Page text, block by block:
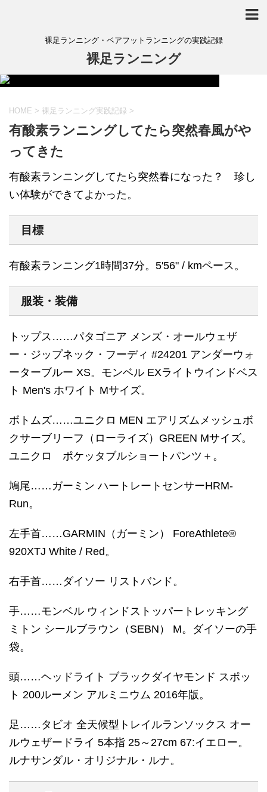
裸足ランニング・ベアフットランニングの実践記録
裸足ランニング
HOME > 裸足ランニング実践記録 >
有酸素ランニングしてたら突然春風がや
ってきた
有酸素ランニングしてたら突然春になった？ 珍し
い体験ができてよかった。
目標
有酸素ランニング1時間37分。5'56" / kmペース。
服装・装備
トップス……パタゴニア メンズ・オールウェザ
ー・ジップネック・フーディ #24201 アンダーウォ
ーターブルー XS。モンベル EXライトウインドベス
ト Men's ホワイト Mサイズ。
ボトムズ……ユニクロ MEN エアリズムメッシュボ
クサーブリーフ（ローライズ）GREEN Mサイズ。
ユニクロ ポケッタブルショートパンツ＋。
鳩尾……ガーミン ハートレートセンサーHRM-
Run。
左手首……GARMIN（ガーミン） ForeAthlete®
920XTJ White / Red。
右手首……ダイソー リストバンド。
手……モンベル ウィンドストッパートレッキング
ミトン シールブラウン（SEBN） M。ダイソーの手
袋。
頭……ヘッドライト ブラックダイヤモンド スポッ
ト 200ルーメン アルミニウム 2016年版。
足……タビオ 全天候型トレイルランソックス オー
ルウェザードライ 5本指 25～27cm 67:イエロー。
ルナサンダル・オリジナル・ルナ。